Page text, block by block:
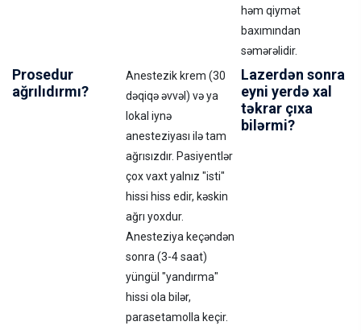
həm qiymət
baxımından
səmərəlidir.
Prosedur
ağrılıdırmı?
Anestezik krem (30
dəqiqə əvvəl) və ya
lokal iynə
anesteziyası ilə tam
ağrısızdır. Pasiyentlər
çox vaxt yalnız "isti"
hissi hiss edir, kəskin
ağrı yoxdur.
Anesteziya keçəndən
sonra (3-4 saat)
yüngül "yandırma"
hissi ola bilər,
parasetamolla keçir.
Lazerdən sonra
eyni yerdə xal
təkrar çıxa
bilərmi?